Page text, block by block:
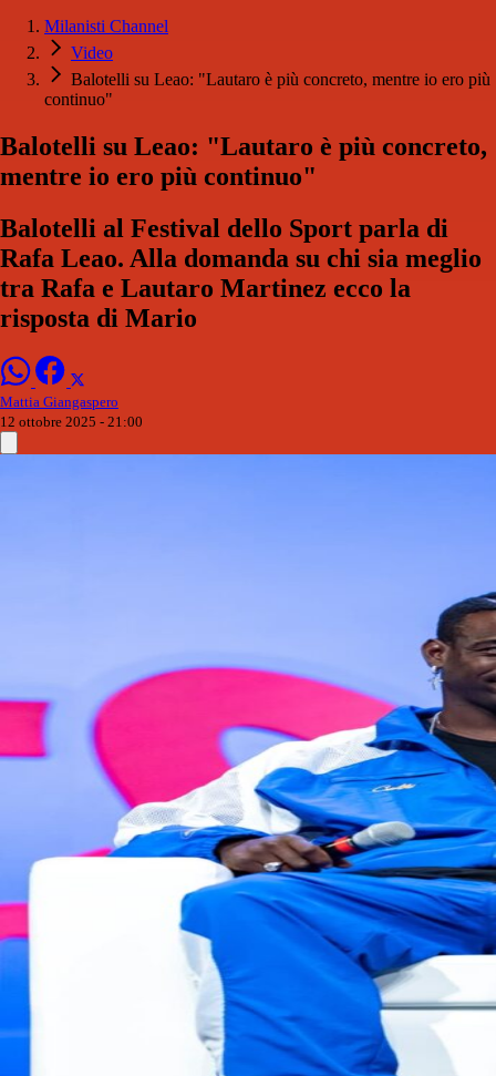
Milanisti Channel
Video
Balotelli su Leao: "Lautaro è più concreto, mentre io ero più
continuo"
Balotelli su Leao: "Lautaro è più concreto,
mentre io ero più continuo"
Balotelli al Festival dello Sport parla di
Rafa Leao. Alla domanda su chi sia meglio
tra Rafa e Lautaro Martinez ecco la
risposta di Mario
Mattia Giangaspero
12 ottobre 2025 - 21:00